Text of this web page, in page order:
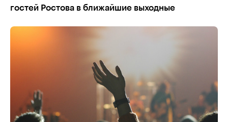
гостей Ростова в ближайшие выходные